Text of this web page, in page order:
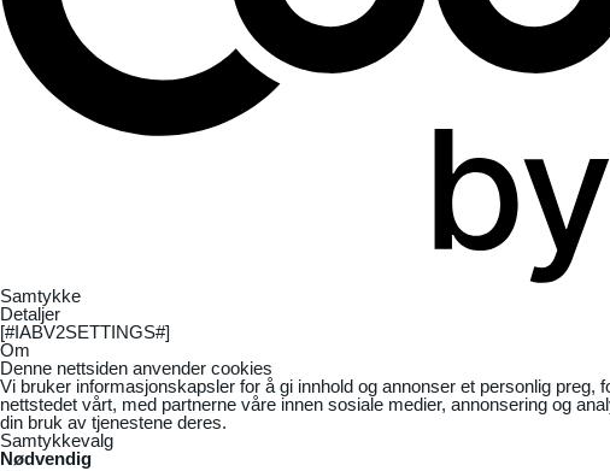
Samtykke
Detaljer
[#IABV2SETTINGS#]
Om
Denne nettsiden anvender cookies
Vi bruker informasjonskapsler for å gi innhold og annonser et personlig
nettstedet vårt, med partnerne våre innen sosiale medier, annonsering og
din bruk av tjenestene deres.
Samtykkevalg
Nødvendig